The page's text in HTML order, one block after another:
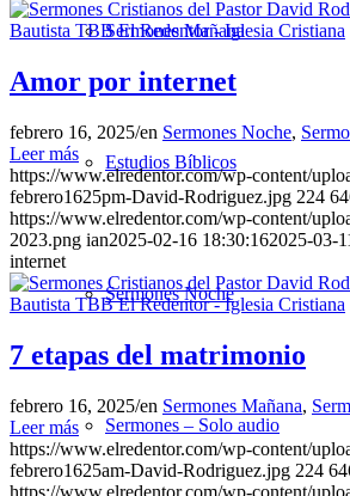
Sermones Mañana
Estudios Bíblicos
Sermones Noche
Sermones – Solo audio
Amor por internet
febrero 16, 2025/en Sermones Noche,
Leer más
https://www.elredentor.com/wp-content/
febrero1625pm-David-Rodriguez.jpg 224
https://www.elredentor.com/wp-content/
2023.png ian2025-02-16 18:30:162025-03-
internet
7 etapas del matrimonio
febrero 16, 2025/en Sermones Mañana,
Leer más
https://www.elredentor.com/wp-content/
febrero1625am-David-Rodriguez.jpg 224
https://www.elredentor.com/wp-content/